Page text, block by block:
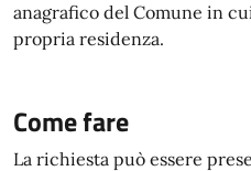
anagrafico del Comune in
propria residenza.
Come fare
La richiesta può essere